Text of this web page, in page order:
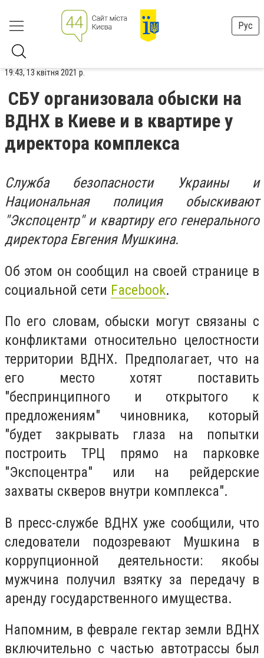
Рус
19:43, 13 квітня 2021 р.
СБУ организовала обыски на
ВДНХ в Киеве и в квартире у
директора комплекса
Служба безопасности Украины и
Национальная полиция обыскивают
"Экспоцентр" и квартиру его генерального
директора Евгения Мушкина.
Об этом он сообщил на своей странице в
социальной сети Facebook.
По его словам, обыски могут связаны с
конфликтами относительно целостности
территории ВДНХ. Предполагает, что на
его место хотят поставить
"беспринципного и открытого к
предложениям" чиновника, который
"будет закрывать глаза на попытки
построить ТРЦ прямо на парковке
"Экспоцентра" или на рейдерские
захваты скверов внутри комплекса".
В пресс-службе ВДНХ уже сообщили, что
следователи подозревают Мушкина в
коррупционной деятельности: якобы
мужчина получил взятку за передачу в
аренду государственного имущества.
Напомним, в феврале гектар земли ВДНХ
включительно с частью автотрассы был